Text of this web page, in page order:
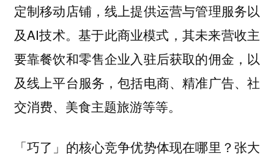
定制移动店铺，线上提供运营与管理服务以
及AI技术。基于此商业模式，其未来营收主
要靠餐饮和零售企业入驻后获取的佣金，以
及线上平台服务，包括电商、精准广告、社
交消费、美食主题旅游等等。
「巧了」的核心竞争优势体现在哪里？张大